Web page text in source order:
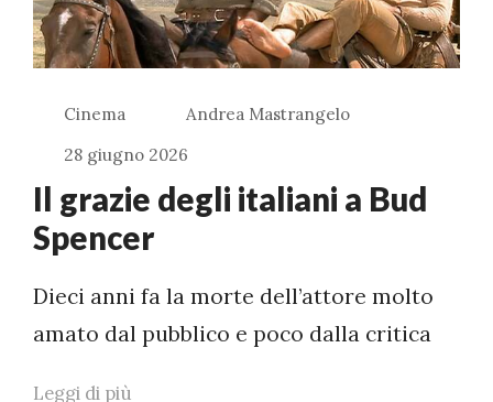
Cinema
Andrea Mastrangelo
28 giugno 2026
Il grazie degli italiani a Bud
Spencer
Dieci anni fa la morte dell’attore molto
amato dal pubblico e poco dalla critica
Leggi di più